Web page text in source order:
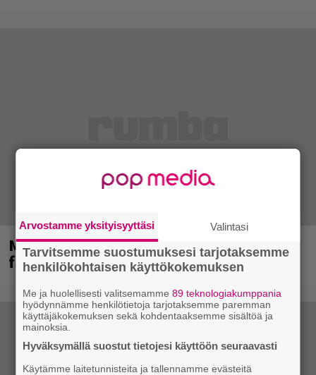
Mainioita uutisia Remu Aaltosen
faneille
Arvostamme yksityisyyttäsi Valintasi
Tarvitsemme suostumuksesi tarjotaksemme
henkilökohtaisen käyttökokemuksen
Me ja huolellisesti valitsemamme89 teknologiakumppania
hyödynnämme henkilötietoja tarjotaksemme paremman
käyttäjäkokemuksen sekä kohdentaaksemme sisältöä ja
mainoksia.
Hyväksymällä suostut tietojesi käyttöön seuraavasti
Käytämme laitetunnisteita ja tallennamme evästeitä